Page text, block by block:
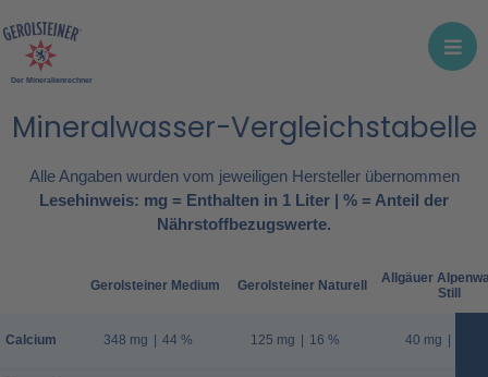
Der Mineralienrechner
Mineralwasser-Vergleichstabelle
Alle Angaben wurden vom jeweiligen Hersteller übernommen
Lesehinweis: mg = Enthalten in 1 Liter | % = Anteil der
Nährstoffbezugswerte.
Calcium
Gerolsteiner Medium
348 mg | 44 %
Gerolsteiner Naturell
125 mg | 16 %
Allgäuer
Still
40 mg |